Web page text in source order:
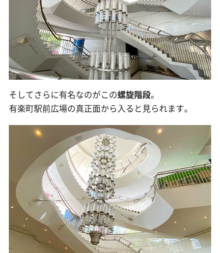
そしてさらに有名なのがこの螺旋階段。
有楽町駅前広場の真正面から入ると見られます。